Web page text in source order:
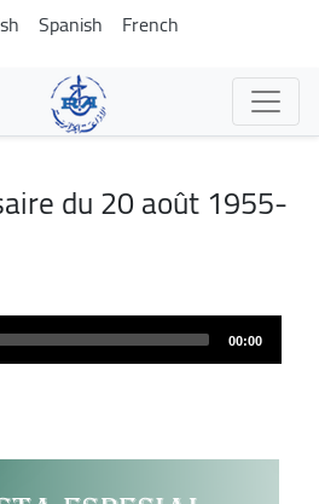
Aller
au
contenu
principal
Spanish French
du 20 août 1955-
00:00